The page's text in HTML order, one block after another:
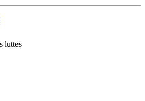
luttes